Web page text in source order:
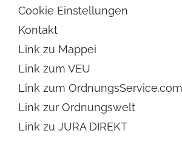
Cookie Einstellungen
Kontakt
Link zu Mappei
Link zum VEU
Link zum OrdnungsService.com
Link zur Ordnungswelt
Link zu JURA DIREKT